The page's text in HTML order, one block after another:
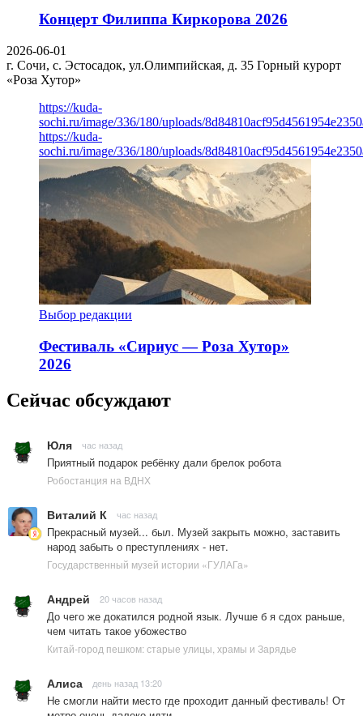
Концерт Филиппа Киркорова 2026
2026-06-01
г. Сочи, с. Эстосадок, ул.Олимпийская, д. 35 Горный курорт
«Роза Хутор»
https://kuda-
sochi.ru/image/336/180/uploads/
https://kuda-
sochi.ru/image/336/180/uploads/
Выбор редакции
Фестиваль «Сириус — Роза Хутор»
2026
Сейчас обсуждают
Юля час назад
Приятный подарок ребёнку дали брелок робота
Робостанция на ВДНХ
Виталий К час назад
Прекрасный музей... был. Музей закрыть можно, заставить
народ забыть о преступлениях - нет.
Государственный музей истории «ГУЛАГа»
Андрей 20 часов назад
До чего же докатился родной язык. Лучше б я сдох раньше,
чем читать такое убожество
Китай-город пешком: старые улицы, храмы и Зарядье
Алиса день назад 13:20
Не смогли найти место где проходит данный фестиваль! От